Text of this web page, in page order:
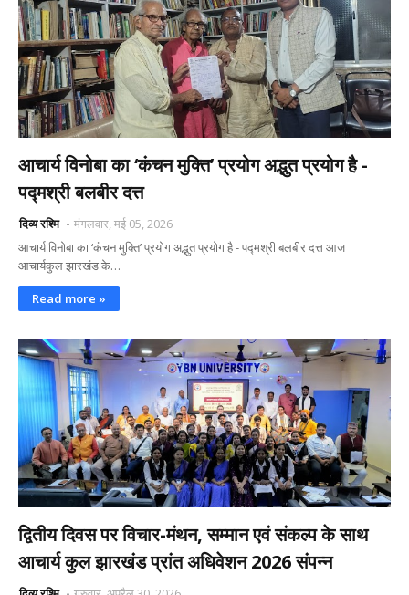
आचार्य विनोबा का ‘कंचन मुक्ति’ प्रयोग अद्भुत प्रयोग है -
पद्मश्री बलबीर दत्त
दिव्य रश्मि
मंगलवार, मई 05, 2026
आचार्य विनोबा का ‘कंचन मुक्ति’ प्रयोग अद्भुत प्रयोग है - पद्मश्री बलबीर दत्त आज
आचार्यकुल झारखंड के…
Read more »
द्वितीय दिवस पर विचार-मंथन, सम्मान एवं संकल्प के साथ
आचार्य कुल झारखंड प्रांत अधिवेशन 2026 संपन्न